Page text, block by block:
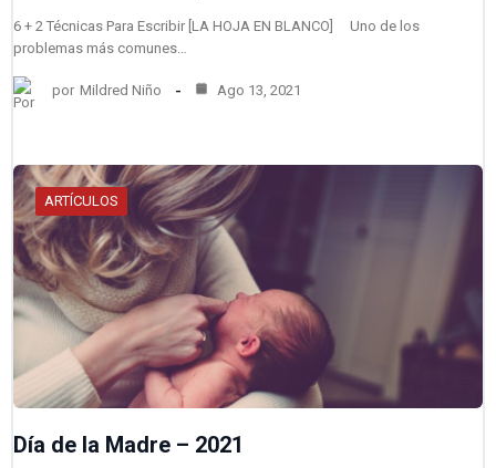
6 + 2 Técnicas Para Escribir [LA HOJA EN BLANCO] Uno de los
problemas más comunes…
por Mildred Niño Ago 13, 2021
ARTÍCULOS
Día de la Madre – 2021